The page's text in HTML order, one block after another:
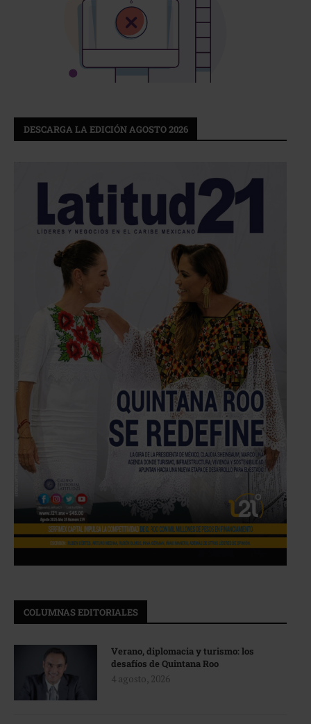
DESCARGA LA EDICIÓN AGOSTO 2026
COLUMNAS EDITORIALES
Verano, diplomacia y turismo: los
desafíos de Quintana Roo
4 agosto, 2026